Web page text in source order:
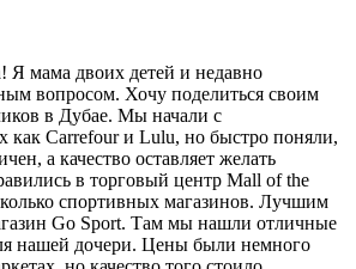
Я мама двоих детей и недавно
вопросом. Хочу поделиться своим
в Дубае. Мы начали с
как Carrefour и Lulu, но быстро поняли,
а качество оставляет желать
в торговый центр Mall of the
спортивных магазинов. Лучшим
Go Sport. Там мы нашли отличные
нашей дочери. Цены были немного